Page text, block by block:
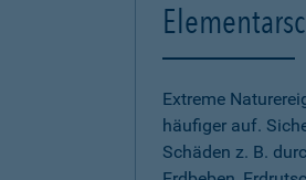
Extreme
häufiger auf.
Schäden z. B.